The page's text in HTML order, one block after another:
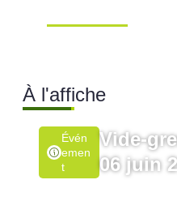
À l'affiche
Évén
Emen
T
Vide-
06 juin